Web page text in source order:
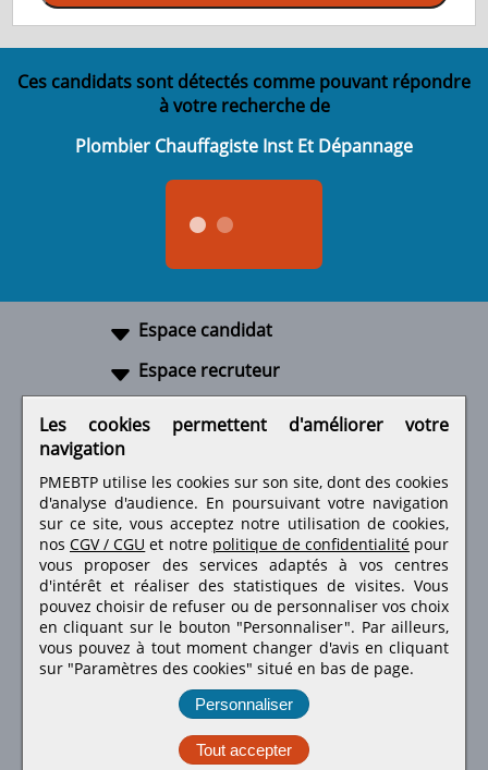
Ces candidats sont détectés comme pouvant répondre
à votre recherche de
Plombier Chauffagiste Inst Et Dépannage
Espace candidat
Espace recruteur
Retrouvez-nous sur les réseaux sociaux
Les cookies permettent d'améliorer votre
navigation
PMEBTP utilise les cookies sur son site, dont des cookies
d'analyse d'audience. En poursuivant votre navigation
sur ce site, vous acceptez notre utilisation de cookies,
nos CGV / CGU et notre politique de confidentialité pour
vous proposer des services adaptés à vos centres
d'intérêt et réaliser des statistiques de visites.Vous
pouvez choisir de refuser ou de personnaliser vos choix
en cliquant sur le bouton "Personnaliser". Par ailleurs,
vous pouvez à tout moment changer d'avis en cliquant
sur "Paramètres des cookies" situé en bas de page.
Personnaliser
Tout accepter